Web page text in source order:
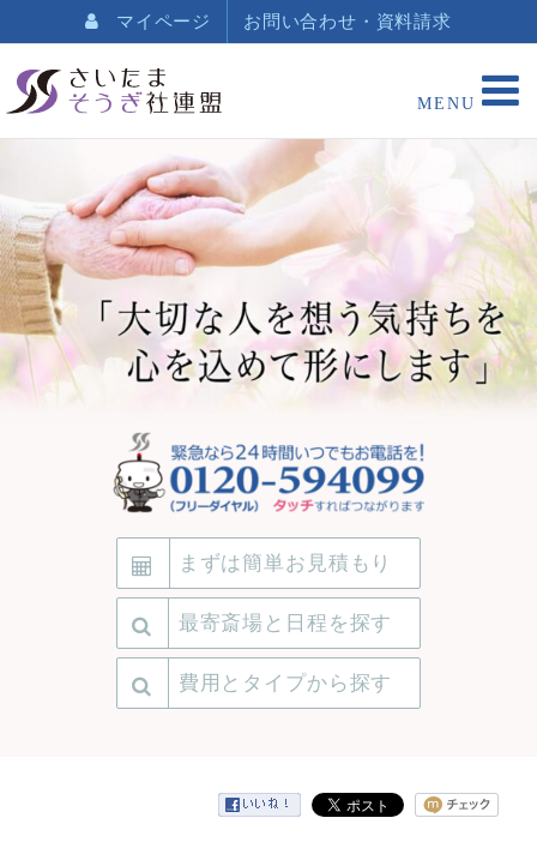
マイページ お問い合わせ・資料請求
まずは簡単お見積もり
最寄斎場と日程を探す
費用とタイプから探す